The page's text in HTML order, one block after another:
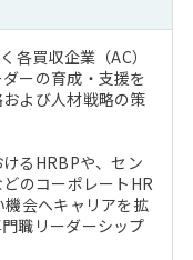
各買収企業（AC）
ーの育成・支援を
よび人材戦略の策
るHRBPや、セン
のコーポレートHR
会へキャリアを拡
職リーダーシップ